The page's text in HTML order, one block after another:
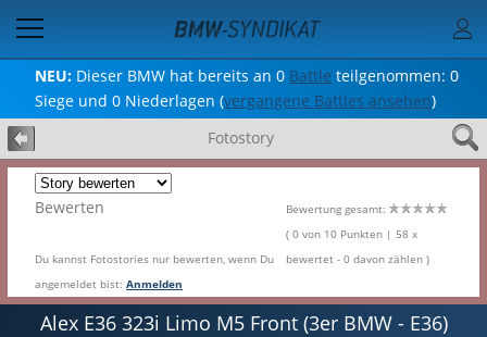
NEU: Dieser BMW hat bereits an 0 Battle teilgenommen: 0
Siege und 0 Niederlagen (vergangene Battles ansehen)
Fotostory
Bewerten
Du kannst Fotostories nur bewerten, wenn Du
angemeldet bist: Anmelden
Bewertung gesamt:
( 0 von 10 Punkten | 58 x
bewertet - 0 davon zählen )
Alex E36 323i Limo M5 Front (3er BMW - E36)